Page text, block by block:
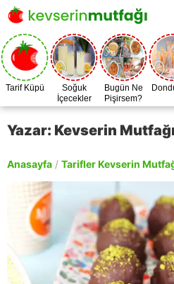
Tarif Küpü
Soğuk
İçecekler
Bugün Ne
Pişirsem?
Yazar: Kevserin
Anasayfa / Tarifler Kevserin